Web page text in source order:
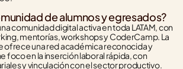
de alumnos y egresados?
comunidad digital activa en toda LATAM, con
mentorías, workshops y CoderCamp. La
ofrece una red académica reconocida y
foco en la inserción laboral rápida, con
y vinculación con el sector productivo.